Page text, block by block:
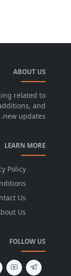
ABOUT US
related to
and
new updates.
LEARN MORE
Policy
Us
Us
FOLLOW US